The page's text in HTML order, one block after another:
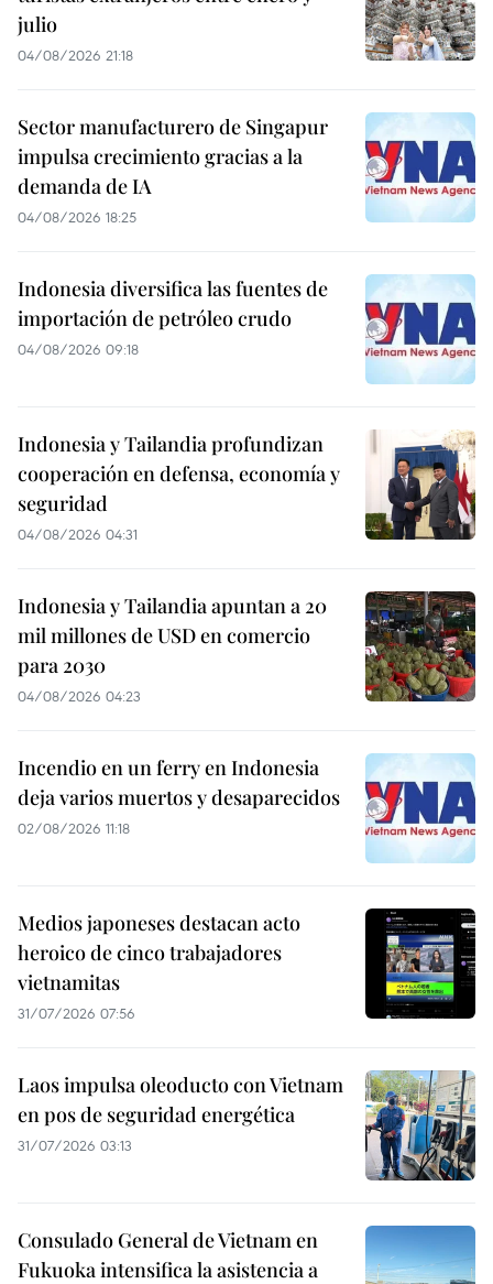
julio
04/08/2026 21:18
Sector manufacturero de Singapur
impulsa crecimiento gracias a la
demanda de IA
04/08/2026 18:25
Indonesia diversifica las fuentes de
importación de petróleo crudo
04/08/2026 09:18
Indonesia y Tailandia profundizan
cooperación en defensa, economía y
seguridad
04/08/2026 04:31
Indonesia y Tailandia apuntan a 20
mil millones de USD en comercio
para 2030
04/08/2026 04:23
Incendio en un ferry en Indonesia
deja varios muertos y desaparecidos
02/08/2026 11:18
Medios japoneses destacan acto
heroico de cinco trabajadores
vietnamitas
31/07/2026 07:56
Laos impulsa oleoducto con Vietnam
en pos de seguridad energética
31/07/2026 03:13
Consulado General de Vietnam en
Fukuoka intensifica la asistencia a